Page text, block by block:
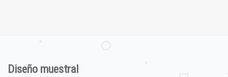
Diseño muestral